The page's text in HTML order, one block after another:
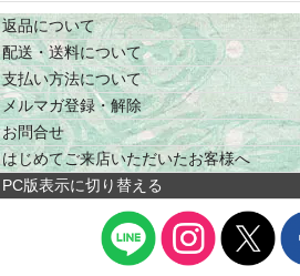
返品について
配送・送料について
支払い方法について
メルマガ登録・解除
お問合せ
はじめてご来店いただいたお客様へ
PC版表示に切り替える